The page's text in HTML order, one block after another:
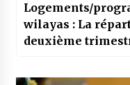
Logements/
wilayas : La
deuxième